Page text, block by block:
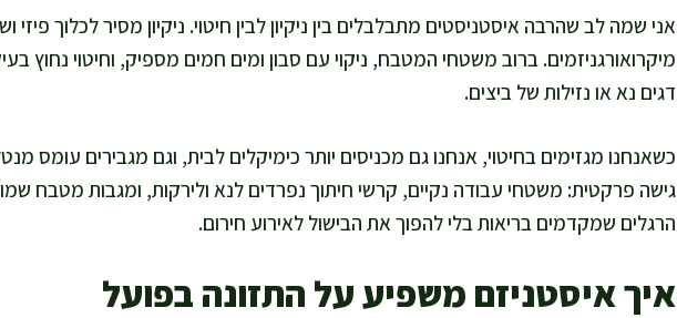
אני שמה לב שהרבה איסטניסטים מתבלבלים בין ניקיון לבין חיטוי. ניקיון מסיר לכלוך פיזי
מיקרואורגניזמים. ברוב משטחי המטבח, ניקוי עם סבון ומים חמים מספיק, וחיטוי נחוץ
דגים נא או נזילות של ביצים.
כשאנחנו מגזימים בחיטוי, אנחנו גם מכניסים יותר כימיקלים לבית, וגם מגבירים עומס
גישה פרקטית: משטחי עבודה נקיים, קרשי חיתוך נפרדים לנא ולירקות, ומגבות מטבח
הרגלים שמקדמים בריאות בלי להפוך את הבישול לאירוע חירום.
איך איסטניזם משפיע על התזונה בפועל